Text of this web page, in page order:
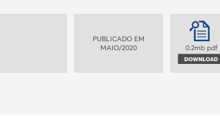
PUBLICADO EM
MAIO/2020
0.2mb pdf